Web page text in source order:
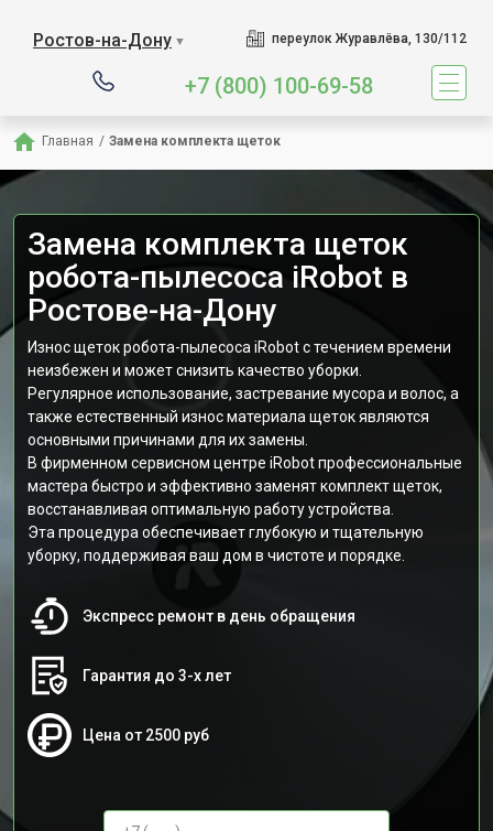
Ростов-на-Дону ▼ переулок Журавлёва, 130/112
+7 (800) 100-69-58
Главная / Замена комплекта щеток
Замена комплекта щеток
робота-пылесоса iRobot в
Ростове-на-Дону
Износ щеток робота-пылесоса iRobot с течением времени
неизбежен и может снизить качество уборки.
Регулярное использование, застревание мусора и волос, а
также естественный износ материала щеток являются
основными причинами для их замены.
В фирменном сервисном центре iRobot профессиональные
мастера быстро и эффективно заменят комплект щеток,
восстанавливая оптимальную работу устройства.
Эта процедура обеспечивает глубокую и тщательную
уборку, поддерживая ваш дом в чистоте и порядке.
Экспресс ремонт в день обращения
Гарантия до 3-х лет
Цена от 2500 руб